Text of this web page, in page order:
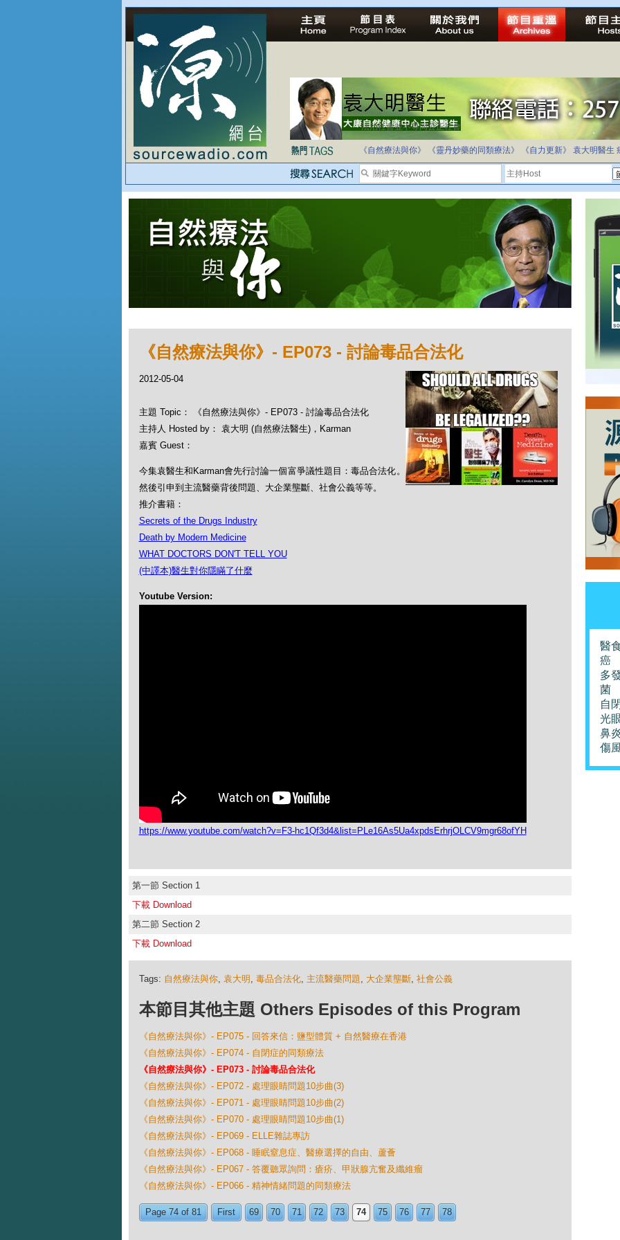
法治社會並不等同公正社會
自家教育合法化-推動多元化教育，全民學卷制
《自然療法與你》
《靈丹妙藥的同類療法》 《自力更新》 袁大明醫生
《自然療法與你》- EP073 - 討論毒品合法化
2012-05-04
主題 Topic： 《自然療法與你》- EP073 - 討論毒品合法化
主持人 Hosted by： 袁大明 (自然療法醫生)，Karman
嘉賓 Guest：
今集袁醫生和Karman會先行討論一個富爭議性題目：毒品合法化。
然後引申到主流醫藥背後問題、大企業壟斷、社會公義等等。
推介書籍：
Secrets of the Drugs Industry
Death by Modern Medicine
WHAT DOCTORS DON'T TELL YOU
(中譯本)醫生對你隱瞞了什麼
Youtube Version:
https://www.youtube.com/watch?v=F3-hc1Qf3d4&list=PLe16As5Ua4xpdsErhrjOLCV9mgr68ofYH
第一節 Section 1
下載 Download
第二節 Section 2
下載 Download
Tags: 自然療法與你, 袁大明 , 毒品合法化, 主流醫藥問題, 大企業壟斷, 社會公義
本節目其他主題 Others Episodes of this Program
《自然療法與你》- EP075 - 回答來信：鹽型體質 + 自然醫療在香港
《自然療法與你》- EP074 - 自閉症的同類療法
《自然療法與你》- EP073 - 討論毒品合法化
《自然療法與你》- EP072 - 處理眼睛問題10步曲(3)
《自然療法與你》- EP071 - 處理眼睛問題10步曲(2)
《自然療法與你》- EP070 - 處理眼睛問題10步曲(1)
《自然療法與你》- EP069 - ELLE雜誌專訪
《自然療法與你》- EP068 - 睡眠窒息症、醫療選擇的自由、蘆薈
《自然療法與你》- EP067 - 答覆聽眾詢問：瘡疥、甲狀腺亢奮及纖維瘤
《自然療法與你》- EP066 - 精神情緒問題的同類療法
Page 74 of 81 First 69 70 71 72 73 74 75 76 77 78
醫
癌
多
菌
自
光
鼻
傷